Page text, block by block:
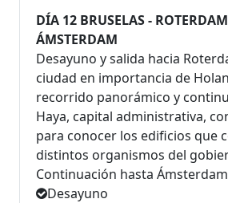
DÍA 12 BRUSELAS -
ÁMSTERDAM
Desayuno y salida hacia
ciudad en importancia de
recorrido panorámico y
Haya, capital administrativa,
para conocer los edificios que
distintos organismos del
Continuación hasta
Desayuno